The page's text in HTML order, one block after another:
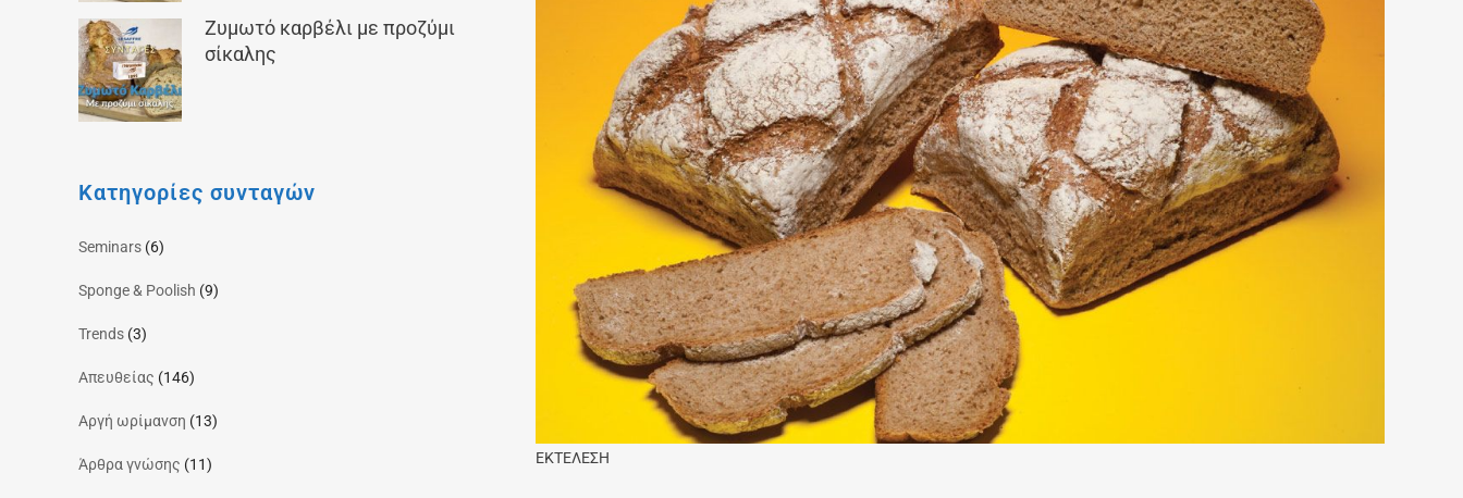
Ζυμωτό καρβέλι με προζύμι
σίκαλης
Κατηγορίες συνταγών
Seminars (6)
Sponge & Poolish (9)
Trends (3)
Απευθείας (146)
Αργή ωρίμανση (13)
Άρθρα γνώσης (11) ΕΚΤΕΛΕΣΗ